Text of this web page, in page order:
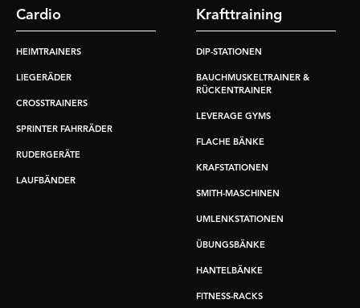
Cardio
HEIMTRAINERS
LIEGERÄDER
CROSSTRAINERS
SPRINTER FAHRRÄDER
RUDERGERÄTE
LAUFBÄNDER
Krafttraining
DIP-STATIONEN
BAUCHMUSKELTRAINER &
RÜCKENTRAINER
LEVERAGE GYMS
FLACHE BÄNKE
KRAFSTATIONEN
SMITH-MASCHINEN
UMLENKSTATIONEN
ÜBUNGSBÄNKE
HANTELBÄNKE
FITNESS-RACKS